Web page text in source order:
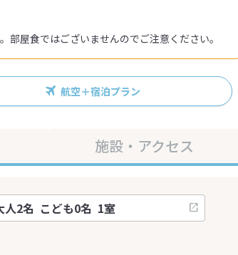
屋食ではございませんのでご注意ください。
航空＋宿泊プラン
施設・アクセス